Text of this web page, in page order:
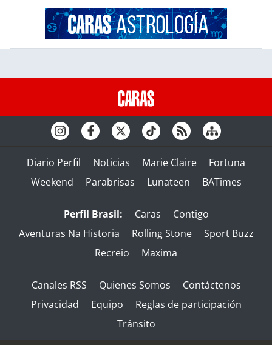
Diario Perfil Noticias Marie Claire
Fortuna
Weekend
Parabrisas Lunateen BATimes
Perfil Brasil: Caras
Contigo
Aventuras Na Historia
Rolling Stone
Sport Buzz
Recreio
Maxima
Canales RSS Quienes Somos
Contáctenos
Privacidad
Equipo
Reglas de participación
Tránsito